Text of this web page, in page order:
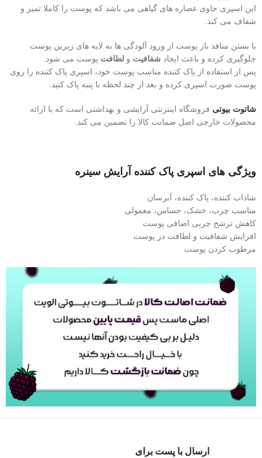
این اسپری حاوی عصاره های گیاهی می باشد که پوست را کاملا تمیز و
شفاف می کند.
با بستن منافذ باز پوست از ورود آلودگی ها به لایه های زیرین پوست
جلوگیری کرده و باعث ایجاد شفافیت و لطافت پوست می شود.
پس از استفاده از پاک کننده مناسب پوست خود، اسپری پاک کننده را روی
پوست صورت اسپری کرده و بعد از چند لحظه با پنبه پاک کنید.
شاتوت بیوتی فروشگاه اینترنتی آرایشی و بهداشتی است که با ارائه
محصولات خارجی اصل ضمانت کالا را تضمین می کند.
ویژگی های اسپری پاک کننده آرایش سینره
شاداب کننده، پاک کننده، آبرسان
مناسب چرب، خشک، حساس، معمولی
کاهش ترشح چربی اضافی پوست
افزایش شفافیت و لطافت در پوست
مرطوب کردن پوست
ارسال با پست برای